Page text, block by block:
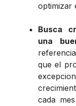
optimizar
Busca
una
que el
cada